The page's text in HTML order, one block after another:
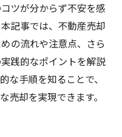
ツが分からず不安を感
記事では、不動産売却
の流れや注意点、さら
践的なポイントを解説
な手順を知ることで、
売却を実現できます。